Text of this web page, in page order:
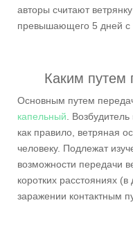
авторы считают
превышающего 5 дней с
Каким путем
Основным путем
капельный .
как правило, ветряная
человеку. Подлежат
возможности передачи
коротких расстояниях
заражении контактным